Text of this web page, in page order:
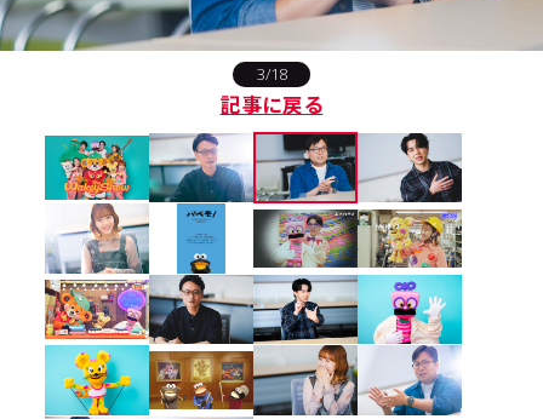
#エンタメ業界のちょっといい話
#リクルート
運営会社 プライバシーポリシー
本サイトご利用にあたって Cookie Settings
3/18
記事に戻る